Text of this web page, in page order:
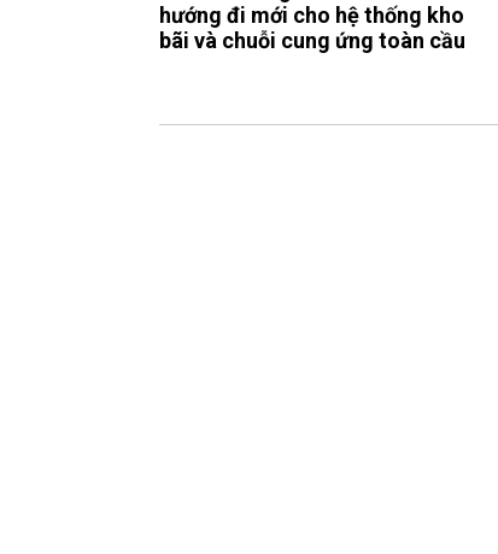
hướng đi mới cho hệ thống kho
bãi và chuỗi cung ứng toàn cầu